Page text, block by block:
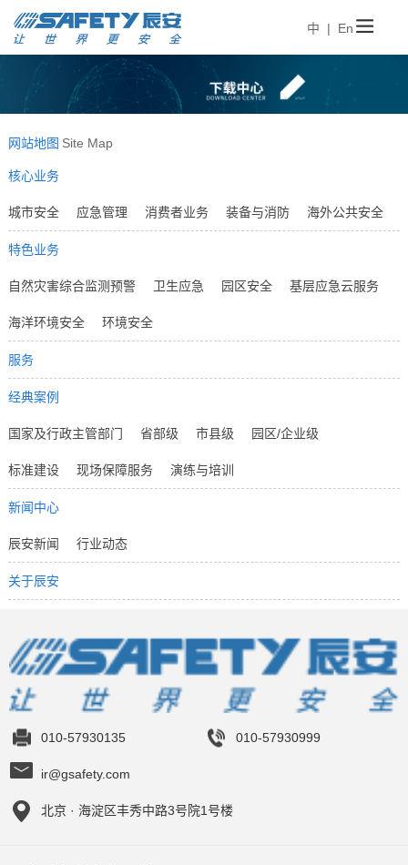
中 | En
网站地图 Site Map
核心业务
城市安全 应急管理 消费者业务 装备与消防 海外公共安全
特色业务
自然灾害综合监测预警 卫生应急 园区安全 基层应急云服务
海洋环境安全 环境安全
服务
经典案例
国家及行政主管部门 省部级 市县级 园区/企业级
标准建设 现场保障服务 演练与培训
新闻中心
辰安新闻 行业动态
关于辰安
010-57930135 010-57930999
ir@gsafety.com
北京 · 海淀区丰秀中路3号院1号楼